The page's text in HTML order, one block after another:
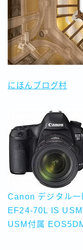
にほんブログ村
Canon デジタル
EF24-70L IS
USM付属